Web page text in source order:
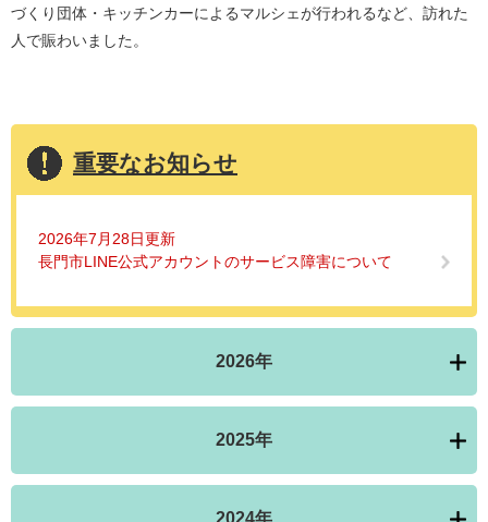
づくり団体・キッチンカーによるマルシェが行われるなど、訪れた
人で賑わいました。
重要なお知らせ
2026年7月28日更新
長門市LINE公式アカウントのサービス障害について
2026年
2025年
2024年